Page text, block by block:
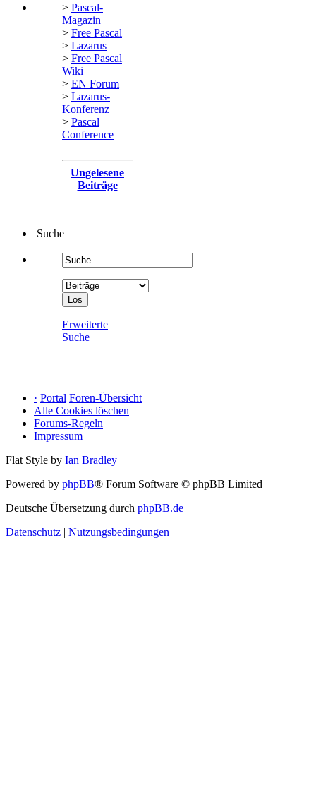
> Pascal-
Magazin
> Free Pascal
> Lazarus
> Free Pascal
Wiki
> EN Forum
> Lazarus-
Konferenz
> Pascal
Conference
Ungelesene
Beiträge
Suche
Erweiterte
Suche
· Portal Foren-Übersicht
Alle Cookies löschen
Forums-Regeln
Impressum
Flat Style by Ian Bradley
Powered by phpBB® Forum Software © phpBB Limited
Deutsche Übersetzung durch phpBB.de
Datenschutz | Nutzungsbedingungen